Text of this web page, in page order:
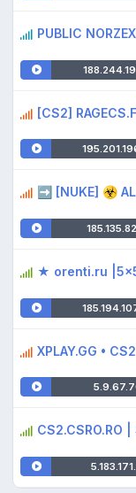
PUBLIC
[CS2]
➡️ [NUKE] ☣️
★ orenti.ru
XPLAY.GG •
CS2.CSRO.RO |